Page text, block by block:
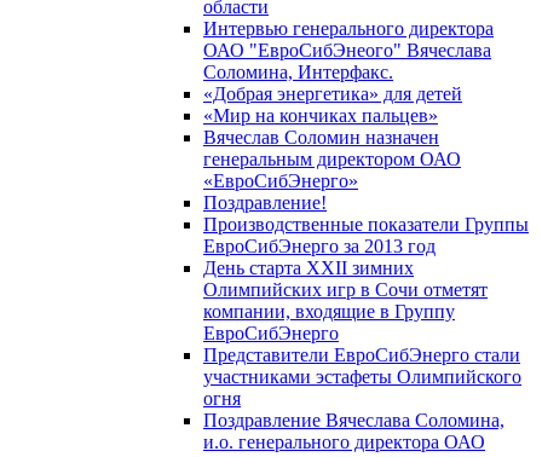
области
Интервью генерального директора
ОАО "ЕвроСибЭнеого" Вячеслава
Соломина, Интерфакс.
«Добрая энергетика» для детей
«Мир на кончиках пальцев»
Вячеслав Соломин назначен
генеральным директором ОАО
«ЕвроСибЭнерго»
Поздравление!
Производственные показатели Группы
ЕвроСибЭнерго за 2013 год
День старта XXII зимних
Олимпийских игр в Сочи отметят
компании, входящие в Группу
ЕвроСибЭнерго
Представители ЕвроСибЭнерго стали
участниками эстафеты Олимпийского
огня
Поздравление Вячеслава Соломина,
и.о. генерального директора ОАО